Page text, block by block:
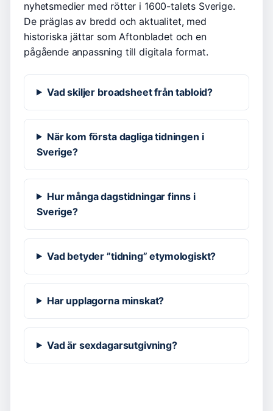
nyhetsmedier med rötter i 1600-talets Sverige.
De präglas av bredd och aktualitet, med
historiska jättar som Aftonbladet och en
pågående anpassning till digitala format.
Vad skiljer broadsheet från tabloid?
När kom första dagliga tidningen i
Sverige?
Hur många dagstidningar finns i
Sverige?
Vad betyder ”tidning” etymologiskt?
Har upplagorna minskat?
Vad är sexdagarsutgivning?